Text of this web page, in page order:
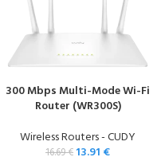
300 Mbps Multi-Mode Wi-Fi
Router (WR300S)
Wireless Routers - CUDY
16.69€ 13.91 €